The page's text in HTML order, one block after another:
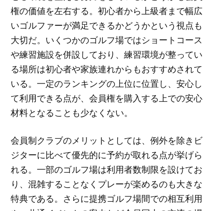
権の価値を左右する。初心者から上級者まで幅広
いゴルファーが満足できるかどうかという視点も
大切だ。いくつかのゴルフ場ではショートコース
や練習施設を併設しており、練習環境が整ってい
る場所は初心者や家族連れからもおすすめされて
いる。一定のランキングの上位に位置し、安心し
て利用できる点が、会員権を購入する上での安心
材料となることも少なくない。
会員制クラブのメリットとしては、例外を除きビ
ジターに比べて優先的に予約が取れる点が挙げら
れる。一部のゴルフ場は利用者数制限を設けてお
り、混雑することなくプレーが楽めるのも大きな
特典である。さらに提携ゴルフ場間での相互利用